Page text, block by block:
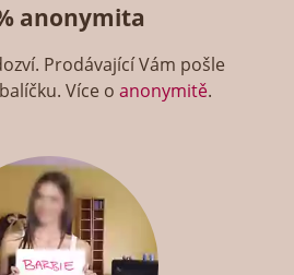
anonymita
Prodávající Vám pošle
Více oanonymitě.